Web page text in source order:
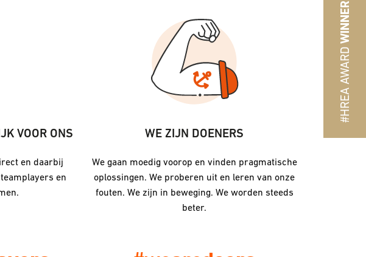
#HREA AWARD
WINNER
VOOR ONS
en daarbij
en
WE ZIJN DOENERS
We gaan moedig voorop en vinden pragmatische
oplossingen. We proberen uit en leren van onze
fouten. We zijn in beweging. We worden steeds
beter.